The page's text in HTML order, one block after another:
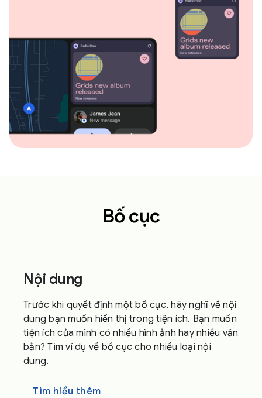
Bố cục
Nội dung
Trước khi quyết định một bố cục, hãy nghĩ về nội
dung bạn muốn hiển thị trong tiện ích. Bạn muốn
tiện ích của mình có nhiều hình ảnh hay nhiều văn
bản? Tìm ví dụ về bố cục cho nhiều loại nội
dung.
Tìm hiểu thêm